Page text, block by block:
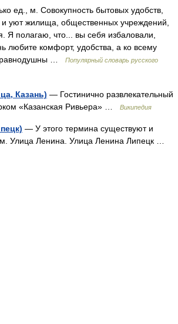
ед., м. Совокупность бытовых удобств,
и уют жилища, общественных учреждений,
Я полагаю, что... вы себя избаловали,
любите комфорт, удобства, а ко всему
равнодушны …
Популярный словарь русского
Казань) — Гостинично развлекательный
«Казанская Ривьера» …
Википедия
— У этого термина существуют и
Улица Ленина. Улица Ленина Липецк …